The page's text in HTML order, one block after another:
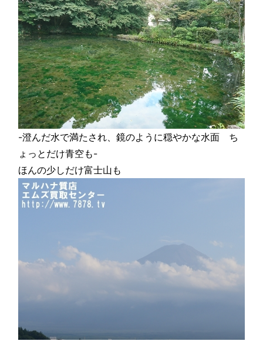
-澄んだ水で満たされ、鏡のように穏やかな水面 ち
ょっとだけ青空も-
ほんの少しだけ富士山も